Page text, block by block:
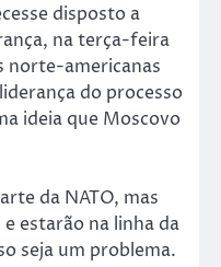
disposto a
na terça-feira
norte-americanas
do processo
ideia que Moscovo
da NATO, mas
estarão na linha da
seja um problema.